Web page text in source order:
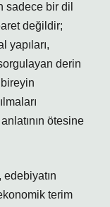
sadece bir dil
değildir;
yapıları,
derin
ötesine
terim